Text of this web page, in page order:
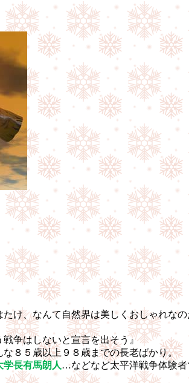
け、なんて自然界は美しくおしゃれなの
争はしないと宣言を出そう』
８５歳以上９８歳までの長老ばかり。
長有馬朗人…などなど太平洋戦争体験